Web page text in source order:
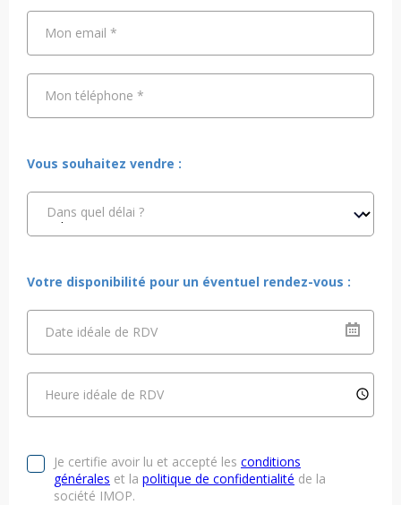
Mon email *
Mon téléphone *
Vous souhaitez vendre :
Dans quel délai ?
Votre disponibilité pour un éventuel rendez-vous :
Date idéale de RDV
Heure idéale de RDV
Je certifie avoir lu et accepté les conditions
générales et la politique de confidentialité de la
société IMOP.